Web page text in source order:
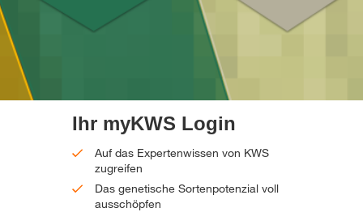
Ihr myKWS Login
Auf das Expertenwissen von KWS
zugreifen
Das genetische Sortenpotenzial voll
ausschöpfen